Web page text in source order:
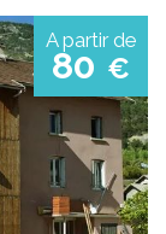
A partir de
80 €